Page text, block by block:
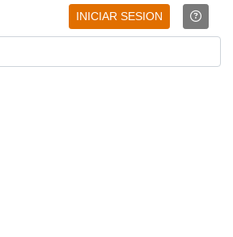
INICIAR SESION